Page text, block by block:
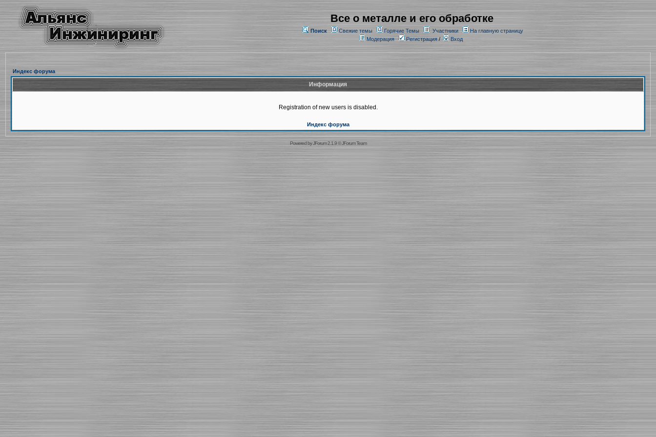
Все о металле и его обработке
Поиск Свежие темы Горячие Темы Участники
На главную страницу
Модерация
Регистрация/ Вход
Индекс форума
Информация
Registration of new users is disabled.
Индекс форума
Powered byJForum 2.1.9©JForum Team